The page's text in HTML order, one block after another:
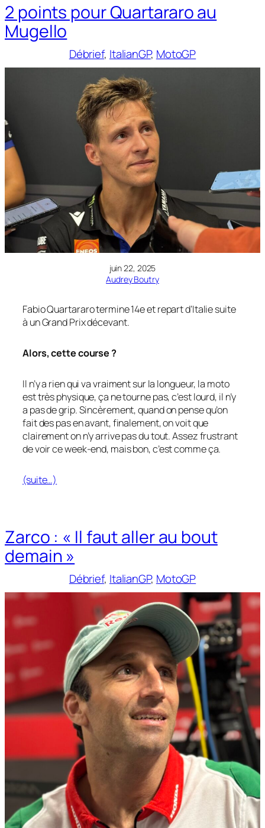
2 points pour Quartararo au
Mugello
Débrief, ItalianGP, MotoGP
juin 22, 2025
Audrey Boutry
Fabio Quartararo termine 14e et repart d’Italie suite
à un Grand Prix décevant.
Alors, cette course ?
Il n’y a rien qui va vraiment sur la longueur, la moto
est très physique, ça ne tourne pas, c’est lourd, il n’y
a pas de grip. Sincèrement, quand on pense qu’on
fait des pas en avant, finalement, on voit que
clairement on n’y arrive pas du tout. Assez frustrant
de voir ce week-end, mais bon, c’est comme ça.
(suite…)
Zarco : « Il faut aller au bout
demain »
Débrief, ItalianGP, MotoGP